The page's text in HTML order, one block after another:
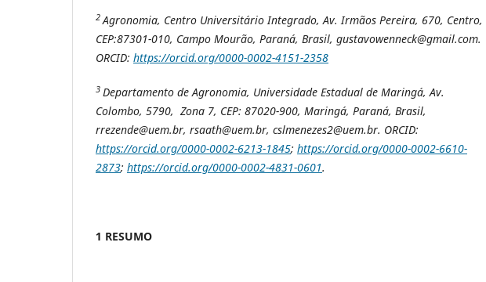
2 Agronomia, Centro Universitário Integrado, Av. Irmãos Pereira, 670, Centro,
CEP:87301-010, Campo Mourão, Paraná, Brasil, gustavowenneck@gmail.com.
ORCID: https://orcid.org/0000-0002-4151-2358
3 Departamento de Agronomia, Universidade Estadual de Maringá, Av.
Colombo, 5790, Zona 7, CEP: 87020-900, Maringá, Paraná, Brasil,
rrezende@uem.br, rsaath@uem.br, cslmenezes2@uem.br. ORCID:
https://orcid.org/0000-0002-6213-1845; https://orcid.org/0000-0002-6610-
2873; https://orcid.org/0000-0002-4831-0601.
1 RESUMO